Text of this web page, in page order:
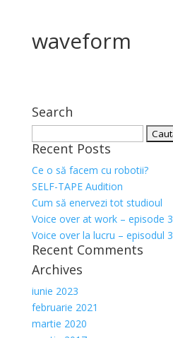
waveform
Search
după:
Recent Posts
Ce o să facem cu robotii?
SELF-TAPE Audition
Cum să enervezi tot studioul
Voice over at work – episode 3
Voice over la lucru – episodul 3
Recent Comments
Archives
iunie 2023
februarie 2021
martie 2020